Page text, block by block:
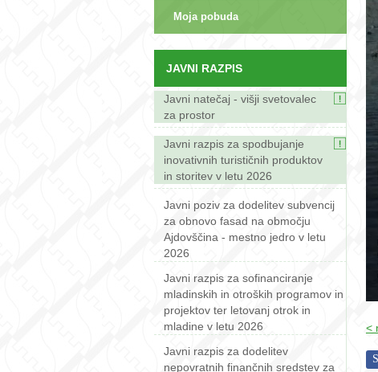
Moja pobuda
JAVNI RAZPIS
Javni natečaj - višji svetovalec
za prostor
Javni razpis za spodbujanje
inovativnih turističnih produktov
in storitev v letu 2026
Javni poziv za dodelitev subvencij
za obnovo fasad na območju
Ajdovščina - mestno jedro v letu
2026
Javni razpis za sofinanciranje
mladinskih in otroških programov in
projektov ter letovanj otrok in
mladine v letu 2026
Javni razpis za dodelitev
nepovratnih finančnih sredstev za
<